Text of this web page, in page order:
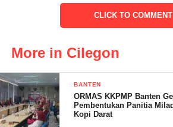
mengerem kendaraannya namun sempat
menghindari trailer.
CLICK TO COMMENT
More in Cilegon
BANTEN
ORMAS KKPMP Banten
Pembentukan Panitia
Kopi Darat